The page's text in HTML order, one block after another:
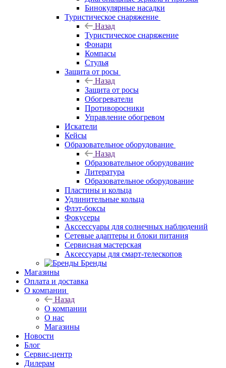
Бинокулярные насадки
Туристическое снаряжение
Назад
Туристическое снаряжение
Фонари
Компасы
Стулья
Защита от росы
Назад
Защита от росы
Обогреватели
Противоросники
Управление обогревом
Искатели
Кейсы
Образовательное оборудование
Назад
Образовательное оборудование
Литература
Образовательное оборудование
Пластины и кольца
Удлинительные кольца
Флэт-боксы
Фокусеры
Акссессуары для солнечных наблюдений
Сетевые адаптеры и блоки питания
Сервисная мастерская
Аксессуары для смарт-телескопов
Бренды
Магазины
Оплата и доставка
О компании
Назад
О компании
О нас
Магазины
Новости
Блог
Сервис-центр
Дилерам